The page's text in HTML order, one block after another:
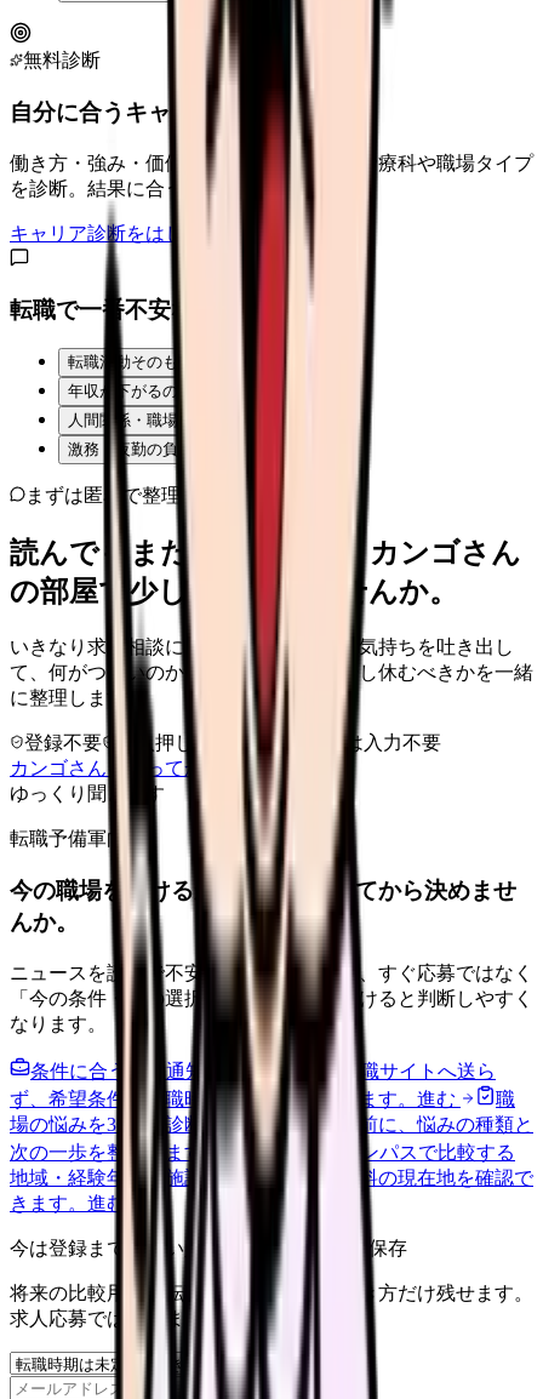
無料診断
自分に合うキャリアタイプは？
働き方・強み・価値観から、向いている診療科や職場タイプ
を診断。結果に合う求人も表示。
キャリア診断をはじめる
転職で一番不安なことは？
転職活動そのものが不安
年収が下がるのが怖い
人間関係・職場の雰囲気
激務・夜勤の負担
まずは匿名で整理
読んでもまだ苦しいなら、カンゴさん
の部屋で少し話してみませんか。
いきなり求人相談には進みません。今の気持ちを吐き出し
て、何がつらいのか、辞めるべきか、少し休むべきかを一緒
に整理します。
登録不要 求人押し売りなし
病院名は入力不要
カンゴさんを知ってから相談する
ゆっくり聞きます
転職予備軍向け
今の職場を続けるか、条件を比べてから決めませ
んか。
ニュースを読んで不安が強くなった時は、すぐ応募ではなく
「今の条件・他の選択肢・相談先」を分けると判断しやすく
なります。
条件に合う求人通知を受け取る
外部転職サイトへ送ら
ず、希望条件と転職時期を自社で預かります。 進む
職
場の悩みを30秒で診断 辞めるべきか迷う前に、悩みの種類と
次の一歩を整理します。進む
給料コンパスで比較する
地域・経験年数・施設形態から、今の給料の現在地を確認で
きます。 進む
今は登録までしない人向け: 希望条件だけ保存
将来の比較用に、転職時期と気になる働き方だけ残せます。
求人応募ではありません。
保存